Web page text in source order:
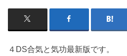
４DS合気と気功最新版です。